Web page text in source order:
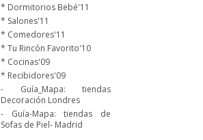
* Dormitorios Bebé'11
* Salones'11
* Comedores'11
* Tu Rincón Favorito'10
* Cocinas'09
* Recibidores'09
- Guía_Mapa: tiendas
Decoración Londres
- Guía-Mapa: tiendas de
Sofas de Piel- Madrid